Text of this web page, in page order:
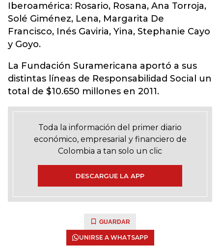
Iberoamérica: Rosario, Rosana, Ana Torroja,
Solé Giménez, Lena, Margarita De
Francisco, Inés Gaviria, Yina, Stephanie Cayo
y Goyo.
La Fundación Suramericana aportó a sus
distintas líneas de Responsabilidad Social un
total de $10.650 millones en 2011.
Toda la información del primer diario
económico, empresarial y financiero de
Colombia a tan solo un clic
DESCARGUE LA APP
GUARDAR
UNIRSE A WHATSAPP